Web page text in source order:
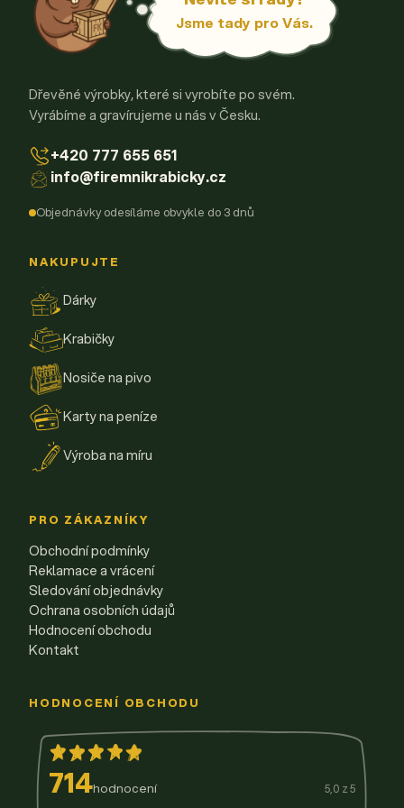
Jsme tady pro Vás.
Dřevěné výrobky, které si vyrobíte po svém.
Vyrábíme a gravírujeme u nás v Česku.
+420 777 655 651
info@firemnikrabicky.cz
Objednávky odesíláme obvykle do 3 dnů
NAKUPUJTE
Dárky
Krabičky
Nosiče na pivo
Karty na peníze
Výroba na míru
PRO ZÁKAZNÍKY
Obchodní podmínky
Reklamace a vrácení
Sledování objednávky
Ochrana osobních údajů
Hodnocení obchodu
Kontakt
HODNOCENÍ OBCHODU
714hodnocení 5,0 z 5